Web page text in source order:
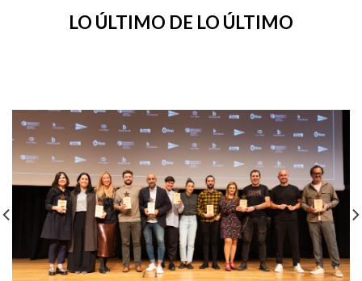
LO ÚLTIMO DE LO ÚLTIMO